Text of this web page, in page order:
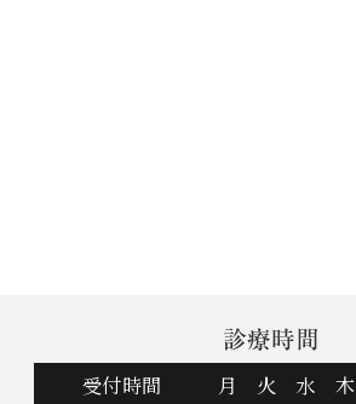
診療時間
受付時間 月 火 水 木